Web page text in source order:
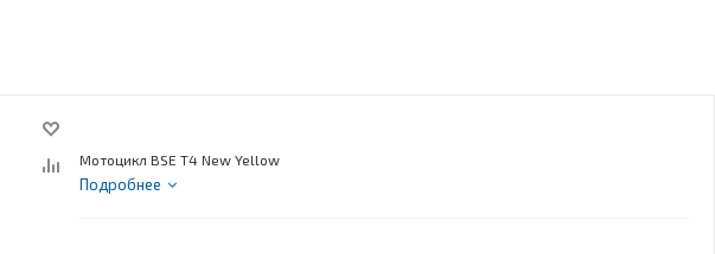
Мотоцикл BSE T4 New Yellow
Подробнее